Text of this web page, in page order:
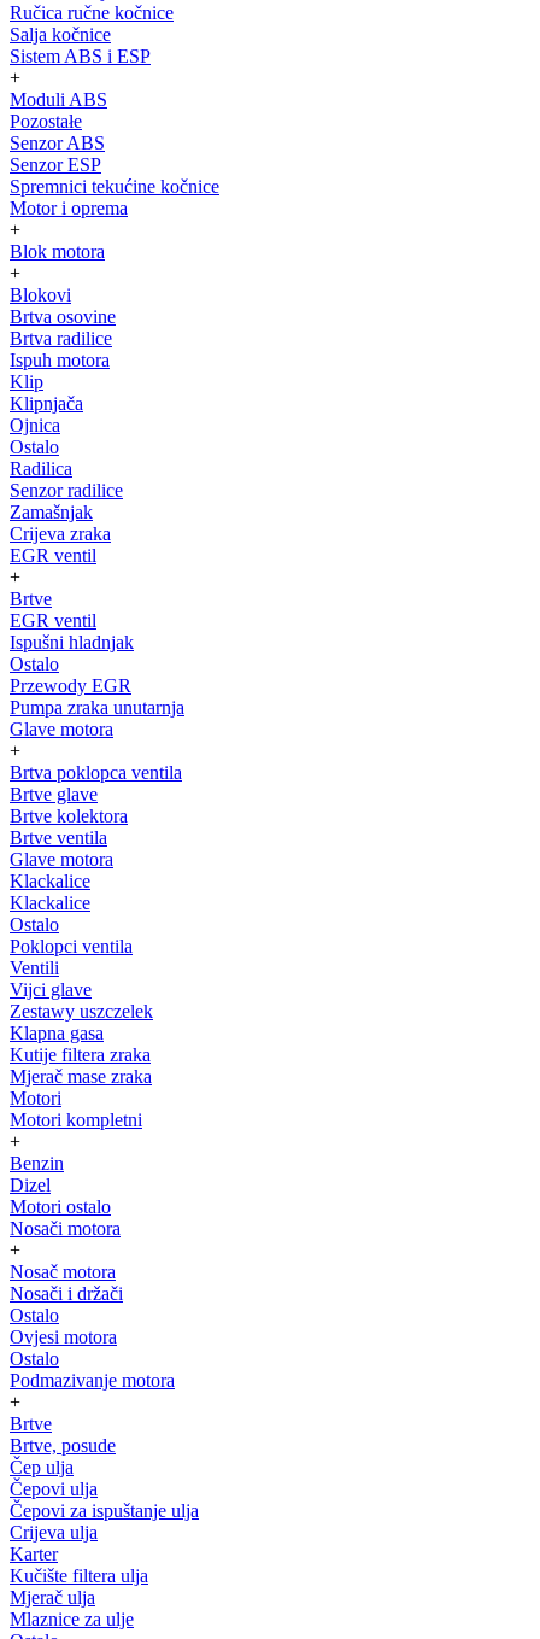
Ručica ručne kočnice
Salja kočnice
Sistem ABS i ESP
+
Moduli ABS
Pozostałe
Senzor ABS
Senzor ESP
Spremnici tekućine kočnice
Motor i oprema
+
Blok motora
+
Blokovi
Brtva osovine
Brtva radilice
Ispuh motora
Klip
Klipnjača
Ojnica
Ostalo
Radilica
Senzor radilice
Zamašnjak
Crijeva zraka
EGR ventil
+
Brtve
EGR ventil
Ispušni hladnjak
Ostalo
Przewody EGR
Pumpa zraka unutarnja
Glave motora
+
Brtva poklopca ventila
Brtve glave
Brtve kolektora
Brtve ventila
Glave motora
Klackalice
Klackalice
Ostalo
Poklopci ventila
Ventili
Vijci glave
Zestawy uszczelek
Klapna gasa
Kutije filtera zraka
Mjerač mase zraka
Motori
Motori kompletni
+
Benzin
Dizel
Motori ostalo
Nosači motora
+
Nosač motora
Nosači i držači
Ostalo
Ovjesi motora
Ostalo
Podmazivanje motora
+
Brtve
Brtve, posude
Čep ulja
Čepovi ulja
Čepovi za ispuštanje ulja
Crijeva ulja
Karter
Kučište filtera ulja
Mjerač ulja
Mlaznice za ulje